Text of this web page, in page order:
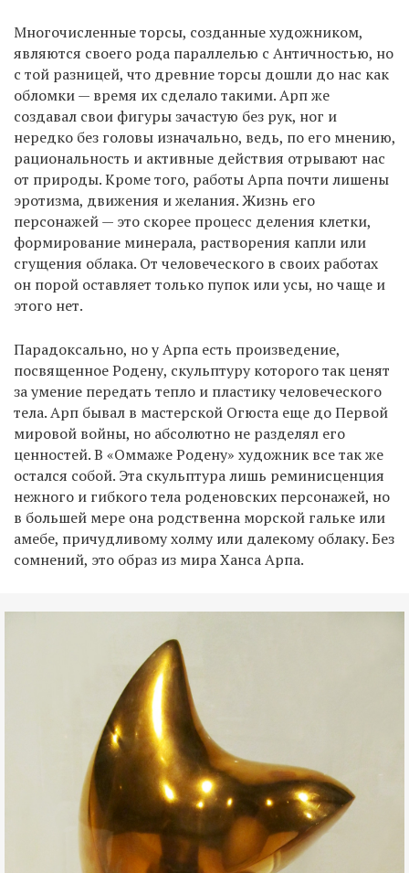
Многочисленные торсы, созданные художником,
являются своего рода параллелью с Античностью, но
с той разницей, что древние торсы дошли до нас как
обломки — время их сделало такими. Арп же
создавал свои фигуры зачастую без рук, ног и
нередко без головы изначально, ведь, по его мнению,
рациональность и активные действия отрывают нас
от природы. Кроме того, работы Арпа почти лишены
эротизма, движения и желания. Жизнь его
персонажей — это скорее процесс деления клетки,
формирование минерала, растворения капли или
сгущения облака. От человеческого в своих работах
он порой оставляет только пупок или усы, но чаще и
этого нет.
Парадоксально, но у Арпа есть произведение,
посвященное Родену, скульптуру которого так ценят
за умение передать тепло и пластику человеческого
тела. Арп бывал в мастерской Огюста еще до Первой
мировой войны, но абсолютно не разделял его
ценностей. В «Оммаже Родену» художник все так же
остался собой. Эта скульптура лишь реминисценция
нежного и гибкого тела роденовских персонажей, но
в большей мере она родственна морской гальке или
амебе, причудливому холму или далекому облаку. Без
сомнений, это образ из мира Ханса Арпа.